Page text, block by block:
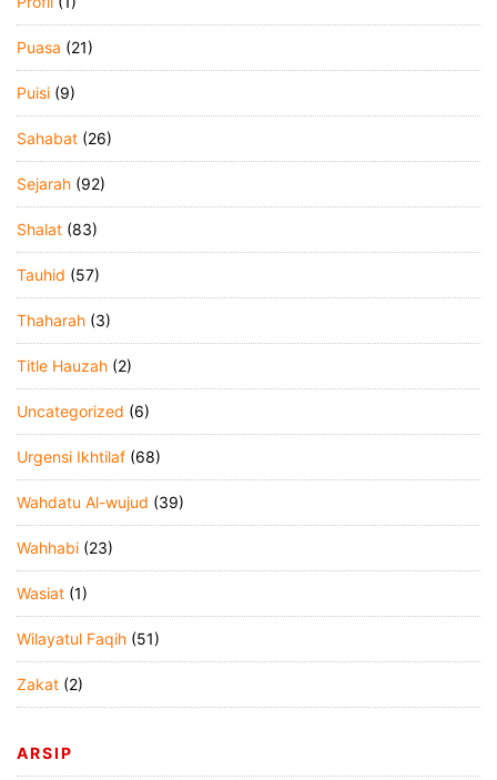
Puasa (21)
Puisi (9)
Sahabat (26)
Sejarah (92)
Shalat (83)
Tauhid (57)
Thaharah (3)
Title Hauzah (2)
Uncategorized (6)
Urgensi Ikhtilaf (68)
Wahdatu Al-wujud (39)
Wahhabi (23)
Wasiat (1)
Wilayatul Faqih (51)
Zakat (2)
ARSIP